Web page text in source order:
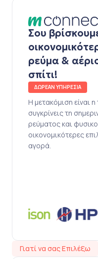
Σου
ρεύμα &
σπίτι!
ΔΩΡΕΑΝ ΥΠΗΡΕΣΙΑ
Η μετακόμιση είναι η
συγκρίνεις τη
ρεύματος και
οικονομικότερες
αγορά.
Γιατί να σας Επιλέξω